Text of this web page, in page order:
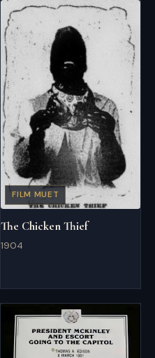
FILM MUET
The Chicken Thief
1904